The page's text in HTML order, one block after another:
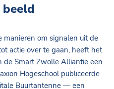
manieren om signalen uit de
actie over te gaan, heeft het
de Smart Zwolle Alliantie een
Hogeschool publiceerde
Buurtantenne — een